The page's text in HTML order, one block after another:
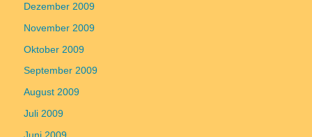
Dezember 2009
November 2009
Oktober 2009
September 2009
August 2009
Juli 2009